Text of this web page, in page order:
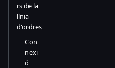
rs de la
línia
d'ordres
Con
nexi
ó